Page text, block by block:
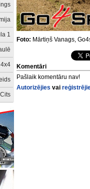
1
4x4
Cits
Foto: Mārtiņš Vanags,
Komentāri
Pašlaik komentāru nav!
Autorizējies vai